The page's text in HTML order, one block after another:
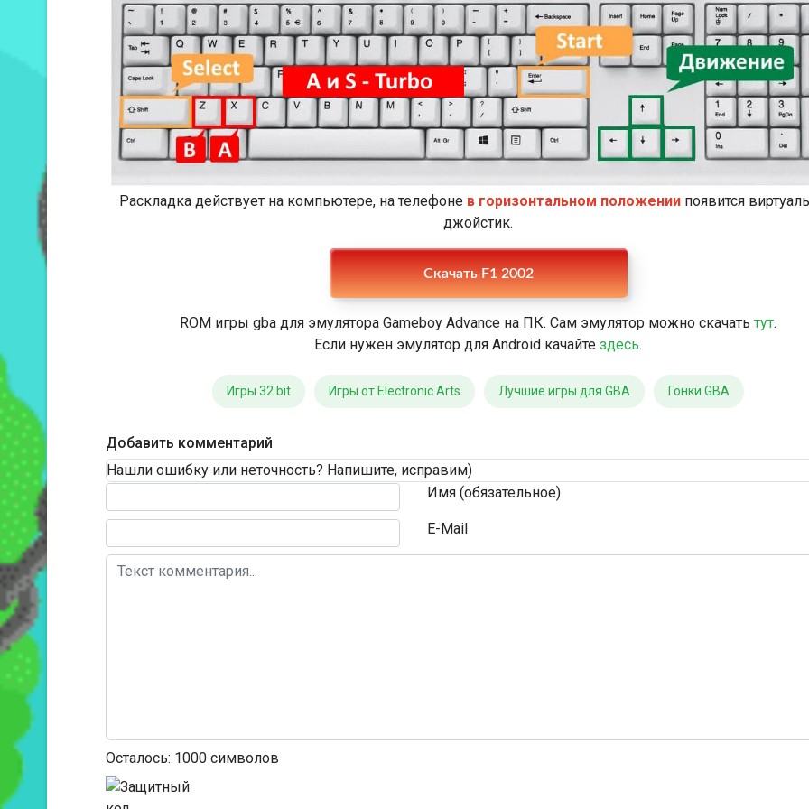
Раскладка действует на компьютере, на телефоне в горизонтальном положениипоявится
джойстик.
Скачать F1 2002
ROM игры gba для эмулятора Gameboy Advance на ПК. Сам эмулятор можно скачать тут.
Если нужен эмулятор для Android качайте здесь.
Игры 32 bit Игры от Electronic Arts Лучшие игры для GBA Гонки GBA
Добавить комментарий
Нашли ошибку или неточность? Напишите, исправим)
Имя (обязательное)
E-Mail
Текст комментария
Осталось: 1000 символов